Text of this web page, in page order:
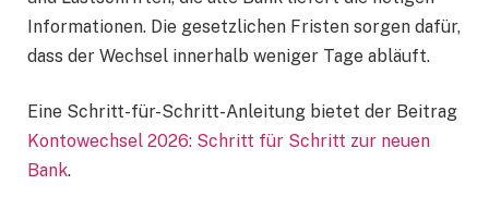
Informationen. Die gesetzlichen Fristen sorgen dafür,
dass der Wechsel innerhalb weniger Tage abläuft.
Eine Schritt-für-Schritt-Anleitung bietet der Beitrag
Kontowechsel 2026: Schritt für Schritt zur neuen
Bank.